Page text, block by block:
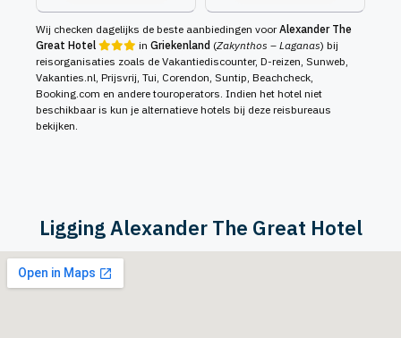
Wij checken dagelijks de beste aanbiedingen voorAlexander The
Great Hotel
in Griekenland (Zakynthos – Laganas) bij
reisorganisaties zoals de Vakantiediscounter, D-reizen, Sunweb,
Vakanties.nl, Prijsvrij, Tui, Corendon, Suntip, Beachcheck,
Booking.com en andere touroperators. Indien het hotel niet
beschikbaar is kun je alternatieve hotels bij deze reisbureaus
bekijken.
Ligging Alexander The Great Hotel